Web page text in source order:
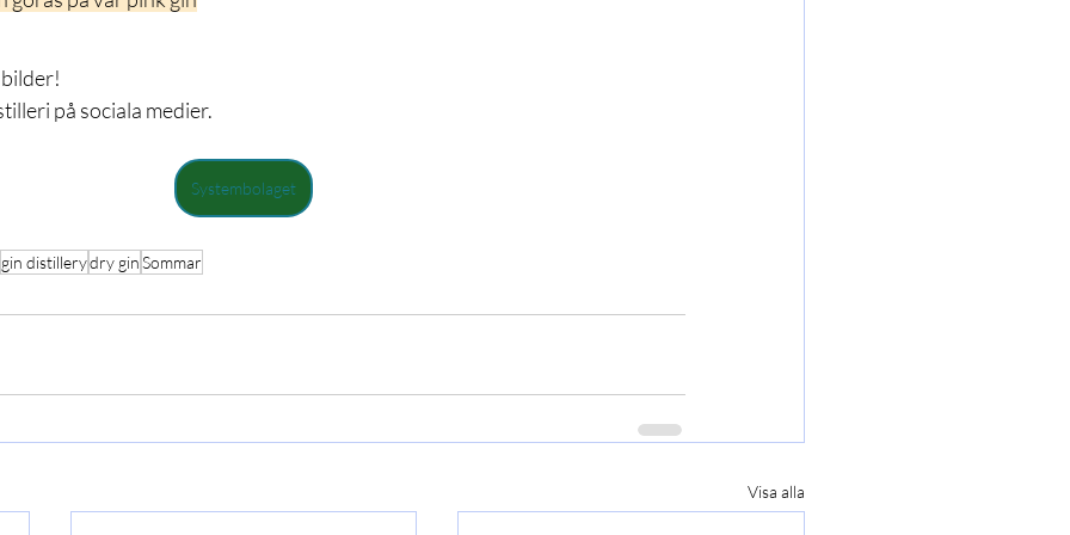
bilder!
på sociala medier.
Systembolaget
gin distillerydry ginSommar
Visa alla